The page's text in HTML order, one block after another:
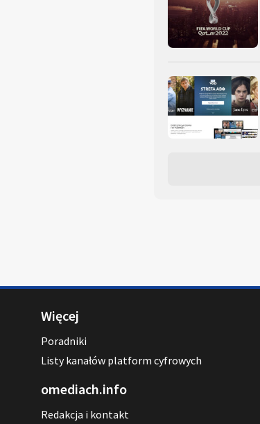
Więcej
Poradniki
Listy kanałów platform cyfrowych
omediach.info
Redakcja i kontakt